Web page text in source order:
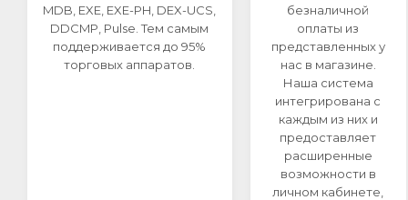
MDB, EXE, EXE-PH, DEX-UCS,
DDCMP, Pulse. Тем самым
поддерживается до 95%
торговых аппаратов.
безналичной
оплаты из
представленных у
нас в магазине.
Наша система
интегрирована с
каждым из них и
предоставляет
расширенные
возможности в
личном кабинете,